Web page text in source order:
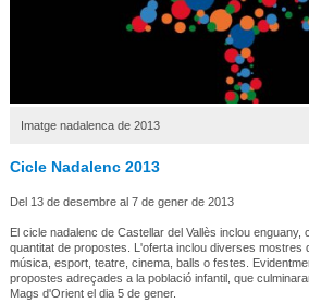
Imatge nadalenca de 2013
Cicle Nadalenc 2013
Del 13 de desembre al 7 de gener de 2013
El cicle nadalenc de Castellar del Vallès inclou enguany,
quantitat de propostes. L'oferta inclou diverses mostres
música, esport, teatre, cinema, balls o festes.
propostes adreçades a la població infantil, que
Mags d'Orient el dia 5 de gener.